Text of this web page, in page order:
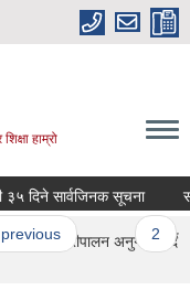
हाम्रो
दिने सार्वजिनक सूचना
… 2
मौरीपालन अनुगमन गर्दै